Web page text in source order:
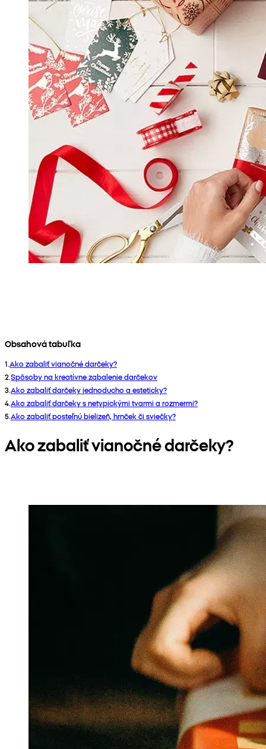
Obsahová tabuľka
1.Ako zabaliť vianočné darčeky?
2.Spôsoby na kreatívne zabalenie darčekov
3.Ako zabaliť darčeky jednoducho a esteticky?
4.Ako zabaliť darčeky s netypickými tvarmi a rozmermi?
5.Ako zabaliť posteľnú bielizeň, hrnček či sviečky?
Ako zabaliť vianočné darčeky?